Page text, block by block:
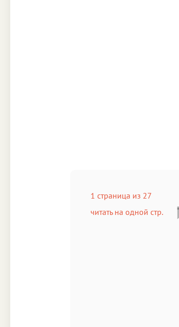
1 страница из 27
читать на одной стр.